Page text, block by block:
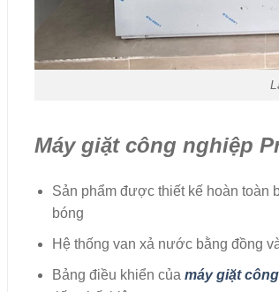
Máy giặt công nghiệp
Sản phẩm được thiết kế hoàn toàn
bóng
Hệ thống van xả nước bằng đồng
Bảng điều khiển củamáy giặt